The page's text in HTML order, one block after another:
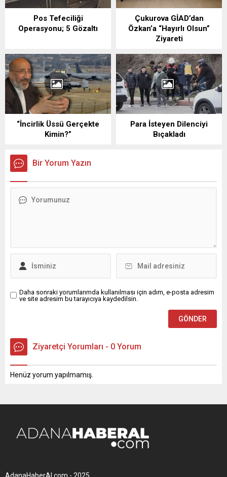
Pos Tefeciliği
Operasyonu; 5 Gözaltı
Çukurova GİAD’dan
Özkan’a “Hayırlı Olsun”
Ziyareti
“İncirlik Üssü Gerçekte
Kimin?”
Para İsteyen Dilenciyi
Bıçakladı
Bir Yorum Yazın
Daha sonraki yorumlarımda kullanılması için adım, e-posta adresim
ve site adresim bu tarayıcıya kaydedilsin.
Ziyaretçi Yorumları - 0 Yorum
Henüz yorum yapılmamış.
AdanaHaberAl.com - 2025